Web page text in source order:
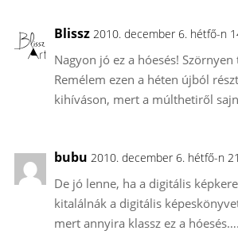
Blissz 2010. december 6. hétfő-n
Nagyon jó ez a hóesés! Szörnyen
Remélem ezen a héten újból
kihíváson, mert a múlthetiről
bubu 2010. december 6. hétfő-n
De jó lenne, ha a digitális
kitalálnák a digitális
mert annyira klassz ez a hóesés….